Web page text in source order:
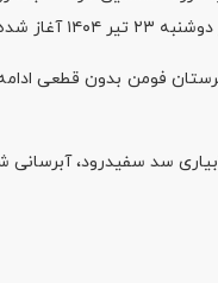
داشت.
فومن بدون قطعی
معادل ۱۷۲ هزار هکتار از طریق شبکه